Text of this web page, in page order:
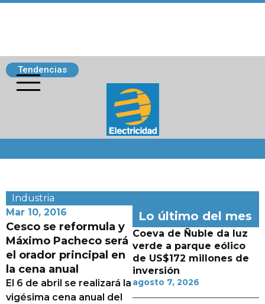
Tendencias
Industria
Mar 10, 2016
Cesco se reformula y
Máximo Pacheco será
el orador principal en
la cena anual
El 6 de abril se realizará la
vigésima cena anual del
Lo último del mes
Coeva de Ñuble da luz
verde a parque eólico
de US$172 millones de
inversión
agosto 7, 2026